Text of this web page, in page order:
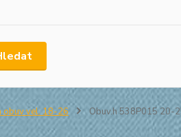
obuv vel. 18-26 Obuv.h 538P015 20-